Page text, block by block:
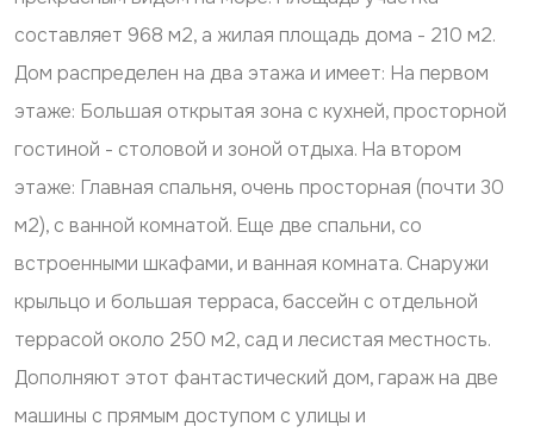
составляет 968 м2, а жилая площадь дома - 210 м2.
Дом распределен на два этажа и имеет: На первом
этаже: Большая открытая зона с кухней, просторной
гостиной - столовой и зоной отдыха. На втором
этаже: Главная спальня, очень просторная (почти 30
м2), с ванной комнатой. Еще две спальни, со
встроенными шкафами, и ванная комната. Снаружи
крыльцо и большая терраса, бассейн с отдельной
террасой около 250 м2, сад и лесистая местность.
Дополняют этот фантастический дом, гараж на две
машины с прямым доступом с улицы и